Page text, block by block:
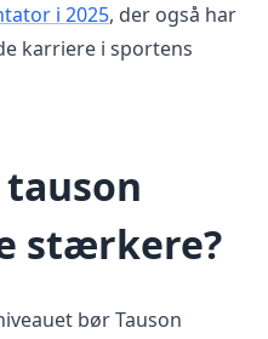
i 2025, der også har
karriere i sportens
stærkere?
bør Tauson